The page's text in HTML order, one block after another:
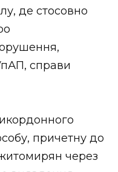
де стосовно
справи
причетну до
через